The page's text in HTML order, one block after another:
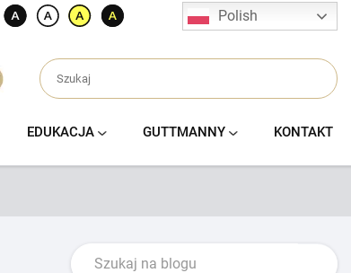
Polish
EDUKACJA GUTTMANNY KONTAKT